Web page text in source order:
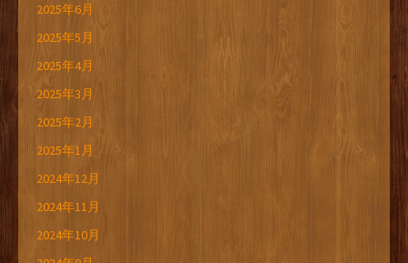
2025年6月
2025年5月
2025年4月
2025年3月
2025年2月
2025年1月
2024年12月
2024年11月
2024年10月